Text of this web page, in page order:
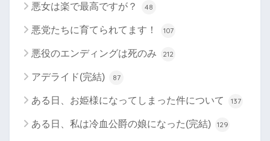
悪女は楽で最高ですが？ 48
悪党たちに育てられてます！ 107
悪役のエンディングは死のみ 212
アデライド(完結) 87
ある日、お姫様になってしまった件について 137
ある日、私は冷血公爵の娘になった(完結) 129